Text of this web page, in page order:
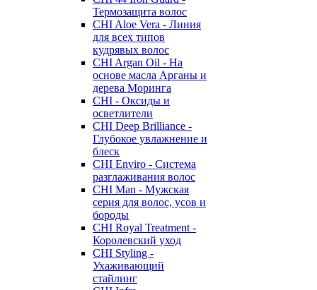
Термозащита волос
CHI Aloe Vera - Линия
для всех типов
кудрявых волос
CHI Argan Oil - На
основе масла Арганы и
дерева Моринга
CHI - Оксиды и
осветлители
CHI Deep Brilliance -
Глубокое увлажнение и
блеск
CHI Enviro - Система
разглаживания волос
CHI Man - Мужская
серия для волос, усов и
бороды
CHI Royal Treatment -
Королевский уход
CHI Styling -
Ухаживающий
стайлинг